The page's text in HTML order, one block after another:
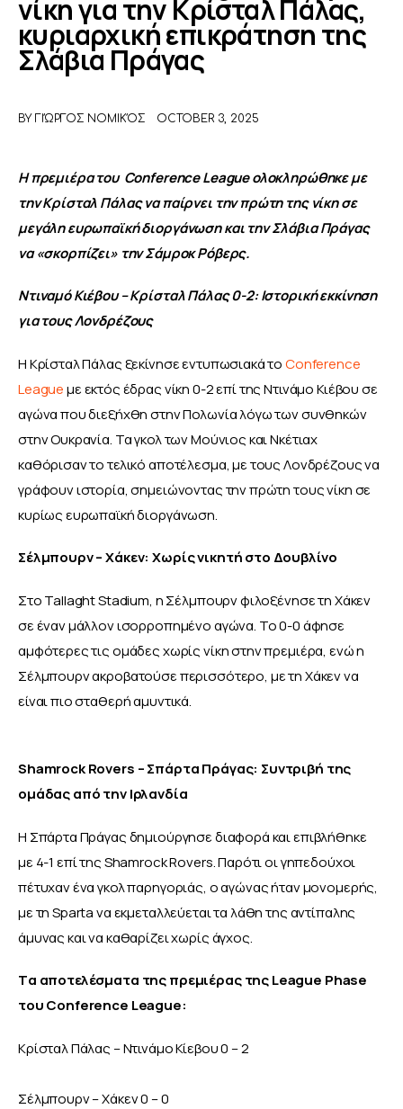
ΑΦΙΕΡΩΜΑΤΑ
νίκη για την Κρίσταλ Πάλας,
κυριαρχική επικράτηση της
Σλάβια Πράγας
BY ΓΙΏΡΓΟΣ ΝΟΜΙΚΌΣ OCTOBER 3, 2025
Η πρεμιέρα του  Conference League ολοκληρώθηκε με
την Κρίσταλ Πάλας να παίρνει την πρώτη της νίκη σε
μεγάλη ευρωπαϊκή διοργάνωση και την Σλάβια Πράγας
να «σκορπίζει» την Σάμροκ Ρόβερς.
Ντιναμό Κιέβου – Κρίσταλ Πάλας 0-2: Ιστορική εκκίνηση
για τους Λονδρέζους
Η Κρίσταλ Πάλας ξεκίνησε εντυπωσιακά το Conference
League με εκτός έδρας νίκη 0-2 επί της Ντινάμο Κιέβου σε
αγώνα που διεξήχθη στην Πολωνία λόγω των συνθηκών
στην Ουκρανία. Τα γκολ των Μούνιος και Νκέτιαχ
καθόρισαν το τελικό αποτέλεσμα, με τους Λονδρέζους να
γράφουν ιστορία, σημειώνοντας την πρώτη τους νίκη σε
κυρίως ευρωπαϊκή διοργάνωση.
Σέλμπουρν – Χάκεν: Χωρίς νικητή στο Δουβλίνο
Στο Tallaght Stadium, η Σέλμπουρν φιλοξένησε τη Χάκεν
σε έναν μάλλον ισορροπημένο αγώνα. Το 0-0 άφησε
αμφότερες τις ομάδες χωρίς νίκη στην πρεμιέρα, ενώ η
Σέλμπουρν ακροβατούσε περισσότερο, με τη Χάκεν να
είναι πιο σταθερή αμυντικά.
Shamrock Rovers – Σπάρτα Πράγας: Συντριβή της
ομάδας από την Ιρλανδία
Η Σπάρτα Πράγας δημιούργησε διαφορά και επιβλήθηκε
με 4-1 επί της Shamrock Rovers. Παρότι οι γηπεδούχοι
πέτυχαν ένα γκολ παρηγοριάς, ο αγώνας ήταν μονομερής,
με τη Sparta να εκμεταλλεύεται τα λάθη της αντίπαλης
άμυνας και να καθαρίζει χωρίς άγχος.
Tα αποτελέσματα της πρεμιέρας της League Phase
του Conference League:
Κρίσταλ Πάλας – Ντινάμο Κίεβου 0 – 2
Σέλμπουρν – Χάκεν 0 – 0